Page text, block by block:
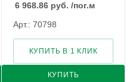
6 968.86 руб. /пог.м
Арт.: 70798
КУПИТЬ
КУПИТЬ В 1 КЛИК